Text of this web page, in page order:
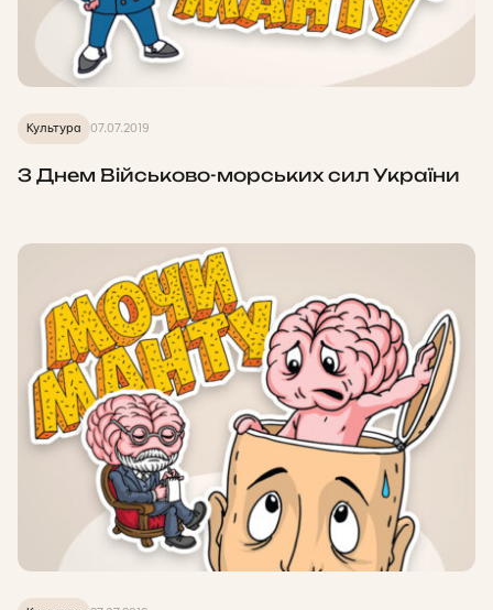
Культура 07.07.2019
З Днем Військово-морських сил України